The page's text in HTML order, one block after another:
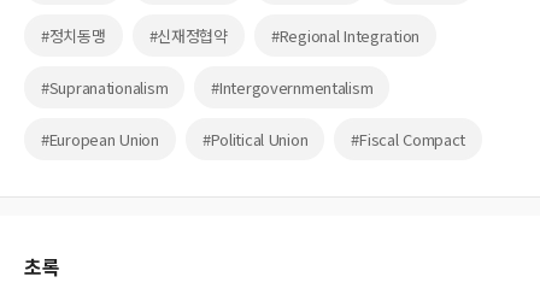
#정치동맹 #신재정협약 #Regional Integration
#Supranationalism #Intergovernmentalism
#European Union #Political Union #Fiscal Compact
초록